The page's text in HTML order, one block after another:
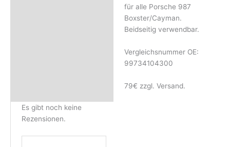
für alle Porsche 987
Boxster/Cayman.
Beidseitig verwendbar.
Vergleichsnummer OE:
99734104300
79€ zzgl. Versand.
Es gibt noch keine
Rezensionen.